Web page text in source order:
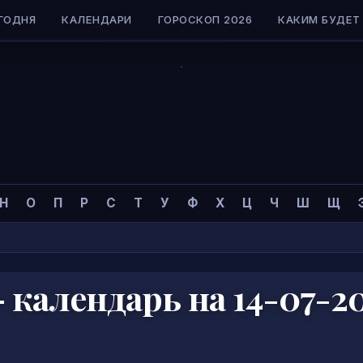
КАЛЕНДАРИ ГОРОСКОП 2026 КАКИМ БУДЕТ
Н О П Р С Т У Ф Х Ц Ч Ш Щ
на 14-07-